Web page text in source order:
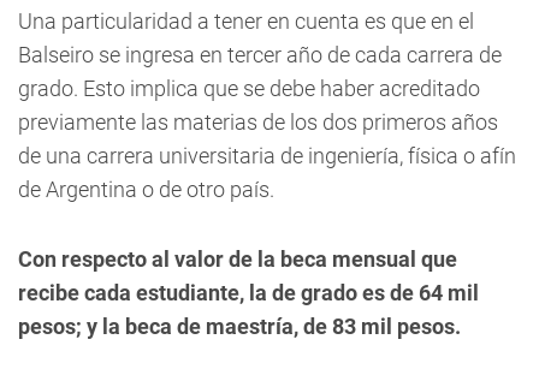
Una particularidad a tener en cuenta es que en el
Balseiro se ingresa en tercer año de cada carrera de
grado. Esto implica que se debe haber acreditado
previamente las materias de los dos primeros años
de una carrera universitaria de ingeniería, física o afín
de Argentina o de otro país.
Con respecto al valor de la beca mensual que
recibe cada estudiante, la de grado es de 64 mil
pesos; y la beca de maestría, de 83 mil pesos.